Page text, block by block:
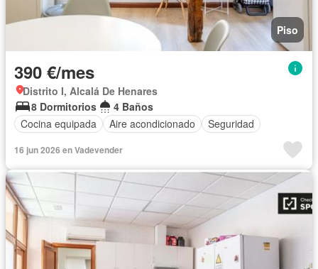
Piso
390 €/mes
Distrito I, Alcalá De Henares
8 Dormitorios
4 Baños
Cocina equipada
Aire acondicionado Seguridad
16 jun 2026 en Vadevender